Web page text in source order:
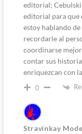
editorial;
editorial para que
estoy hablando
recordarle al
coordinarse
contar sus
enriquezcan con
0
Stravinkay